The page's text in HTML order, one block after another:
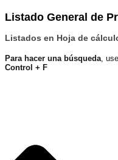
Listado General de
Listados en Hoja de
Para hacer una búsqueda,
Control + F